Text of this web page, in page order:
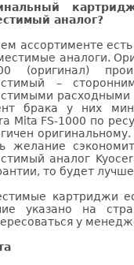
аналог?
ассортименте
аналоги.
(оригинал)
–
расходными
брака у них
Mita FS-1000 по
желание
аналог
то будет
картриджи
указано на
у